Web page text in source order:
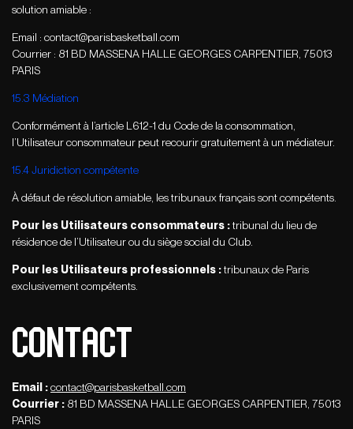
solution amiable :
Email : contact@parisbasketball.com
Courrier : 81 BD MASSENA HALLE GEORGES CARPENTIER, 75013
PARIS
15.3 Médiation
Conformément à l’article L612-1 du Code de la consommation,
l’Utilisateur consommateur peut recourir gratuitement à un médiateur.
15.4 Juridiction compétente
À défaut de résolution amiable, les tribunaux français sont compétents.
Pour les Utilisateurs consommateurs :tribunal du lieu de
résidence de l’Utilisateur ou du siège social du Club.
Pour les Utilisateurs professionnels :tribunaux de Paris
exclusivement compétents.
CONTACT
Email :contact@parisbasketball.com
Courrier : 81 BD MASSENA HALLE GEORGES CARPENTIER, 75013
PARIS